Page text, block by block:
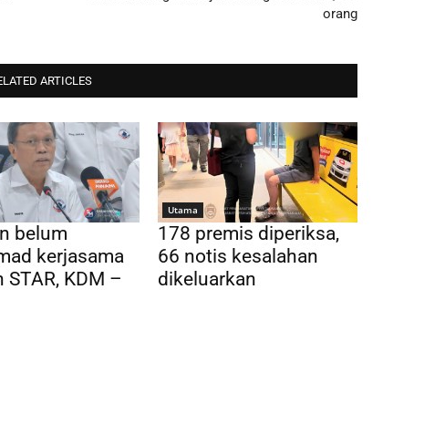
orang
ARTICLES
belum
kerjasama
STAR, KDM –
Utama
178 premis diperiksa,
66 notis kesalahan
dikeluarkan